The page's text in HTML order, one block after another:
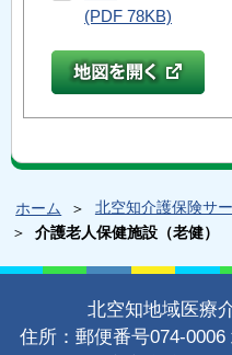
(PDF 78KB)
ホーム
北空知介護保険サ
介護老人保健施設（老健）
北空知地域医療
住所：郵便番号074-0006